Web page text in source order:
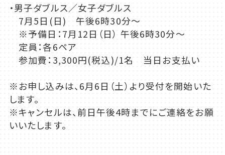
・男子ダブルス／女子ダブルス
7月5日(日) 午後6時30分～
※予備日：7月12日（日） 午後6時30分～
定員：各6ペア
参加費：3,300円(税込)/1名 当日お支払い
※お申し込みは、6月6日（土）より受付を開始いた
します。
※キャンセルは、前日午後4時までにご連絡をお願
いいたします。